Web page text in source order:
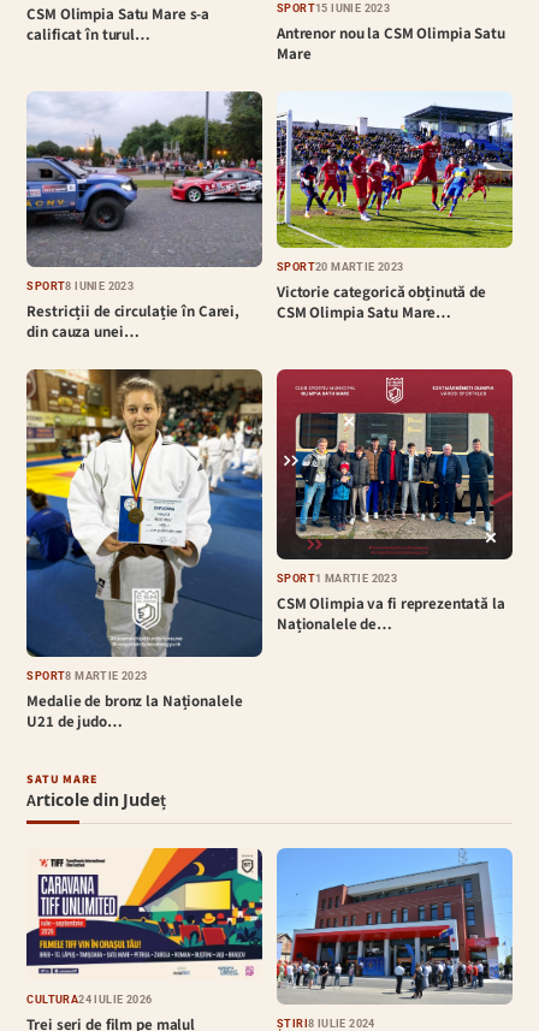
CSM Olimpia Satu Mare s-a
calificat în turul…
SPORT15 IUNIE 2023
Antrenor nou la CSM Olimpia Satu
Mare
SPORT8 IUNIE 2023
Restricții de circulație în Carei,
din cauza unei…
SPORT20 MARTIE 2023
Victorie categorică obținută de
CSM Olimpia Satu Mare…
SPORT8 MARTIE 2023
Medalie de bronz la Naționalele
U21 de judo…
SPORT1 MARTIE 2023
CSM Olimpia va fi reprezentată la
Naționalele de…
SATU MARE
Articole din Județ
CULTURĂ24 IULIE 2026
Trei seri de film pe malul
ȘTIRI8 IULIE 2024